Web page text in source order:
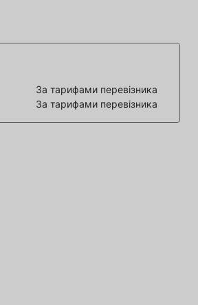
За тарифами перевізника
За тарифами перевізника